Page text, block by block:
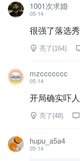
1001次求婚
05-14
很强了落选秀
亮了(164)
mzccccccc
05-14
开局确实吓人
亮了(48)
hupu_a5a4
05-14